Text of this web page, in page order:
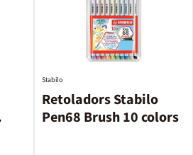
Retoladors Stabilo
Pen68 Brush 10 colors
Stabilo